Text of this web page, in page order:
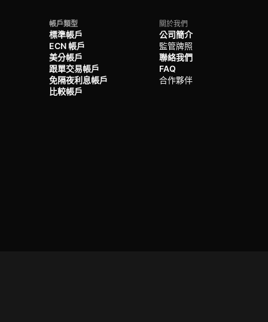
帳戶類型
標準帳戶
ECN 帳戶
美分帳戶
跟單交易帳戶
免隔夜利息帳戶
比較帳戶
關於我們
公司簡介
監管牌照
聯絡我們
FAQ
合作夥伴